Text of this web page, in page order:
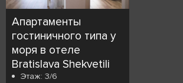
Апартаменты
гостиничного типа у
моря в отеле
Bratislava Shekvetili
Этаж: 3/6